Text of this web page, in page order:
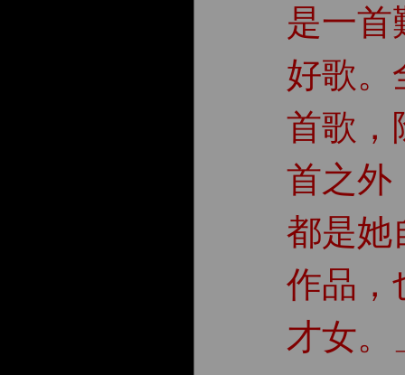
是一首
好歌。
首歌，
首之外
都是她
作品，
才女。